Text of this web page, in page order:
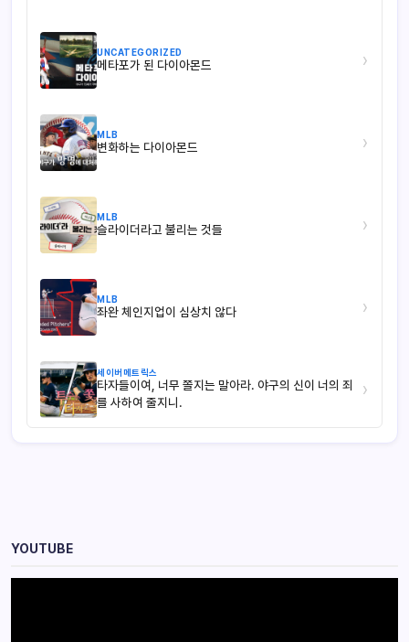
UNCATEGORIZED
메타포가 된 다이아몬드 ›
MLB
변화하는 다이아몬드 ›
MLB
슬라이더라고 불리는 것들 ›
MLB
좌완 체인지업이 심상치 않다 ›
세이버메트릭스
타자들이여, 너무 쫄지는 말아라. 야구의 신이 너의 죄
를 사하여 줄지니.
›
YOUTUBE